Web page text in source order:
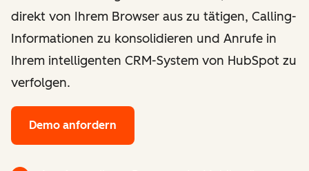
direkt von Ihrem Browser aus zu tätigen, Calling-
Informationen zu konsolidieren und Anrufe in
Ihrem intelligenten CRM-System von HubSpot zu
verfolgen.
Demo anfordern